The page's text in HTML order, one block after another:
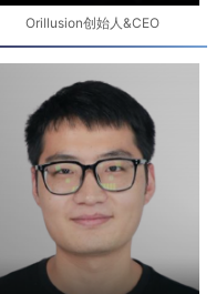
Orillusion创始人&CEO